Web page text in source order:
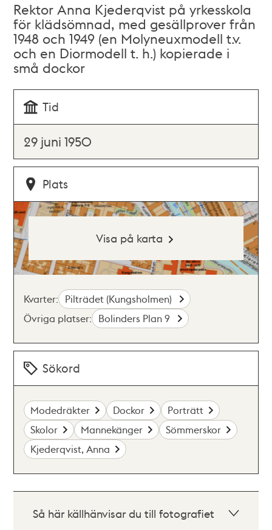
Rektor Anna Kjederqvist på yrkesskola
för klädsömnad, med gesällprover från
1948 och 1949 (en Molyneuxmodell t.v.
och en Diormodell t. h.) kopierade i
små dockor
Tid
29 juni 1950
Plats
Visa på karta
Kvarter: Pilträdet (Kungsholmen)
Övriga platser: Bolinders Plan 9
Sökord
Modedräkter Dockor
Porträtt
Skolor
Mannekänger
Sömmerskor
Kjederqvist, Anna
Så här källhänvisar du till fotografiet